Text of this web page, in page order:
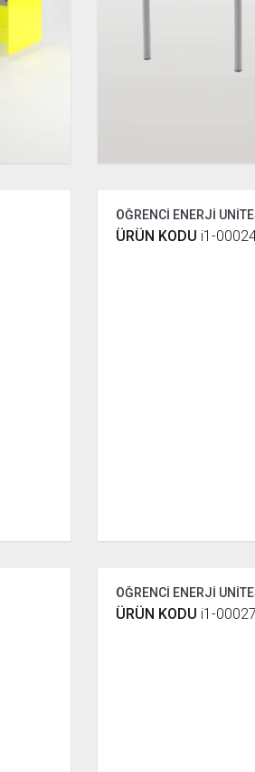
ÖĞRENCİ ENERJİ
ÜRÜN KODU i1-
ÖĞRENCİ ENERJİ
ÜRÜN KODU i1-00027